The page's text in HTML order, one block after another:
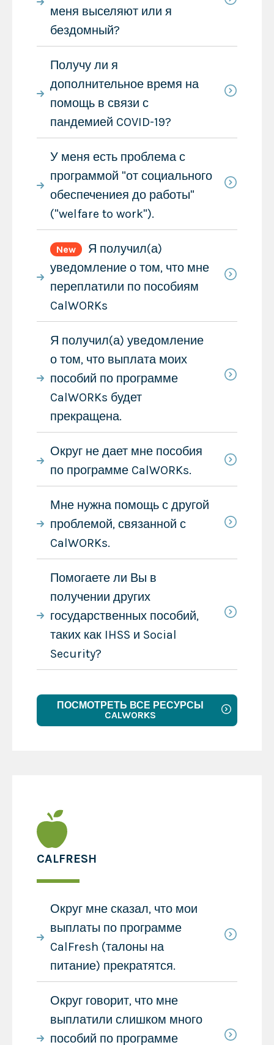
меня выселяют или я
бездомный?
Получу ли я
дополнительное время на
помощь в связи с
пандемией COVID-19?
У меня есть проблема с
программой "от социального
обеспечениея до работы"
("welfare to work").
New
Я получил(а)
уведомление о том, что мне
переплатили по пособиям
CalWORKs
Я получил(а) уведомление
о том, что выплата моих
пособий по программе
CalWORKs будет
прекращена.
Округ не дает мне пособия
по программе CalWORKs.
Мне нужна помощь с другой
проблемой, связанной с
CalWORKs.
Помогаете ли Вы в
получении других
государственных пособий,
таких как IHSS и Social
Security?
ПОСМОТРЕТЬ ВСЕ РЕСУРСЫ
CALWORKS
CALFRESH
Округ мне сказал, что мои
выплаты по программе
CalFresh (талоны на
питание) прекратятся.
Округ говорит, что мне
выплатили слишком много
пособий по программе